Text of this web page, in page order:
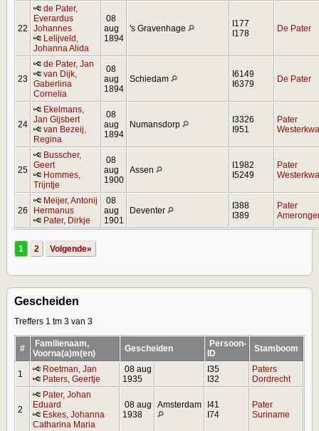
22
de Pater,
Everardus
Johannes
Lelijveld,
Johanna Alida
08
aug
1894
's Gravenhage
I177
I178
De Pater
23
de Pater, Jan
van Dijk,
Gaberlina
Cornelia
08
aug
1894
Schiedam
I6149
I6379
De Pater
24
Ekelmans,
Jan Gijsbert
van Bezeij,
Regina
08
aug
1894
Numansdorp
I3326
I951
Pater
25
Busscher,
Geert
Hommes,
Trijntje
08
aug
1900
Assen
I1982
I5249
Pater
26
Meijer, Antonij
Hermanus
Pater, Dirkje
08
aug
1901
Deventer
I388
I389
Pater
1 2 Volgende»
Gescheiden
Treffers 1 tm 3 van 3
#
Familienaam,
Voorna(a)m(en)
Gescheiden
Persoon-
ID
Stamboom
1
Roetman, Jan
Paters, Geertje
08 aug
1935
I35
I32
Paters
Dordrecht
2
Pater, Johan
Eduard
Eskes, Johanna
Catharina Maria
08 aug
1938
Amsterdam
I41
I74
Pater
Suriname